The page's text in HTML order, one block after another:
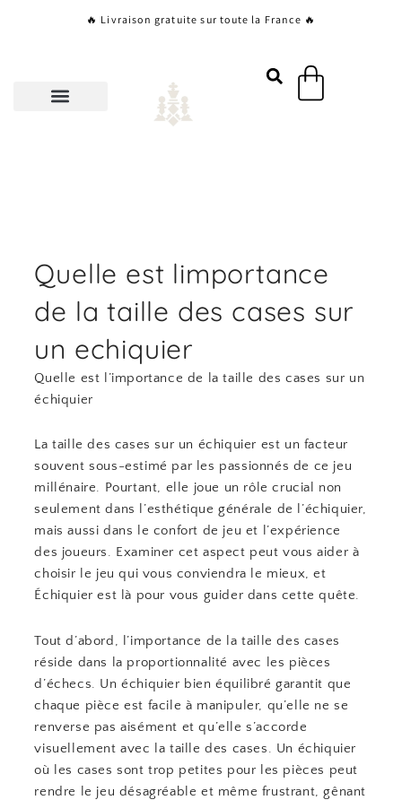
🔥 Livraison gratuite sur toute la France 🔥
Panier
Quelle est limportance
de la taille des cases sur
un echiquier
Quelle est l’importance de la taille des cases sur un
échiquier
La taille des cases sur un échiquier est un facteur
souvent sous-estimé par les passionnés de ce jeu
millénaire. Pourtant, elle joue un rôle crucial non
seulement dans l’esthétique générale de l’échiquier,
mais aussi dans le confort de jeu et l’expérience
des joueurs. Examiner cet aspect peut vous aider à
choisir le jeu qui vous conviendra le mieux, et
Échiquier est là pour vous guider dans cette quête.
Tout d’abord, l’importance de la taille des cases
réside dans la proportionnalité avec les pièces
d’échecs. Un échiquier bien équilibré garantit que
chaque pièce est facile à manipuler, qu’elle ne se
renverse pas aisément et qu’elle s’accorde
visuellement avec la taille des cases. Un échiquier
où les cases sont trop petites pour les pièces peut
rendre le jeu désagréable et même frustrant, gênant